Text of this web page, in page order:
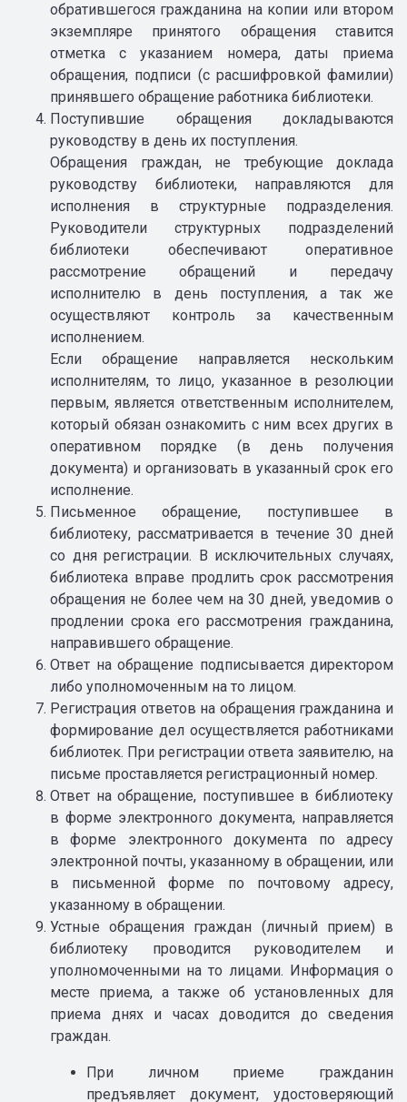
обратившегося гражданина на копии или втором
экземпляре принятого обращения ставится
отметка с указанием номера, даты приема
обращения, подписи (с расшифровкой фамилии)
принявшего обращение работника библиотеки.
Поступившие обращения докладываются
руководству в день их поступления.
Обращения граждан, не требующие доклада
руководству библиотеки, направляются для
исполнения в структурные подразделения.
Руководители структурных подразделений
библиотеки обеспечивают оперативное
рассмотрение обращений и передачу
исполнителю в день поступления, а так же
осуществляют контроль за качественным
исполнением.
Если обращение направляется нескольким
исполнителям, то лицо, указанное в резолюции
первым, является ответственным исполнителем,
который обязан ознакомить с ним всех других в
оперативном порядке (в день получения
документа) и организовать в указанный срок его
исполнение.
Письменное обращение, поступившее в
библиотеку, рассматривается в течение 30 дней
со дня регистрации. В исключительных случаях,
библиотека вправе продлить срок рассмотрения
обращения не более чем на 30 дней, уведомив о
продлении срока его рассмотрения гражданина,
направившего обращение.
Ответ на обращение подписывается директором
либо уполномоченным на то лицом.
Регистрация ответов на обращения гражданина и
формирование дел осуществляется работниками
библиотек. При регистрации ответа заявителю, на
письме проставляется регистрационный номер.
Ответ на обращение, поступившее в библиотеку
в форме электронного документа, направляется
в форме электронного документа по адресу
электронной почты, указанному в обращении, или
в письменной форме по почтовому адресу,
указанному в обращении.
Устные обращения граждан (личный прием) в
библиотеку проводится руководителем и
уполномоченными на то лицами. Информация о
месте приема, а также об установленных для
приема днях и часах доводится до сведения
граждан.
При личном приеме гражданин
предъявляет документ, удостоверяющий